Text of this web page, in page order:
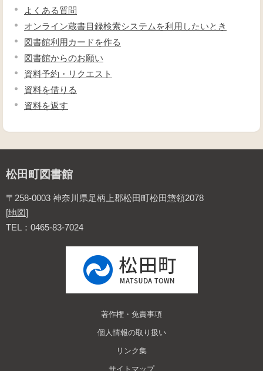
よくある質問
オンライン蔵書目録検索システムを利用したいとき
図書館利用カードを作る
図書館からのお願い
資料予約・リクエスト
資料を借りる
資料を返す
松田町図書館
〒258-0003 神奈川県足柄上郡松田町松田惣領2078
[地図]
TEL：0465-83-7024
著作権・免責事項
個人情報の取り扱い
リンク集
サイトマップ